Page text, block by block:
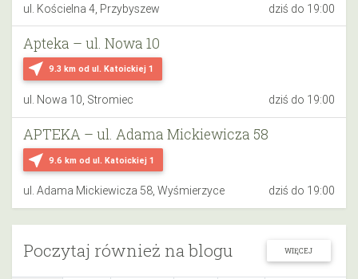
ul. Kościelna 4, Przybyszew dziś do 19:00
near_me 9.3 km od ul. Katoickiej 1
Apteka – ul. Nowa 10
ul. Nowa 10, Stromiec dziś do 19:00
near_me 9.6 km od ul. Katoickiej 1
APTEKA – ul. Adama Mickiewicza 58
ul. Adama Mickiewicza 58, Wyśmierzyce dziś do 19:00
Poczytaj również na blogu WIĘCEJ